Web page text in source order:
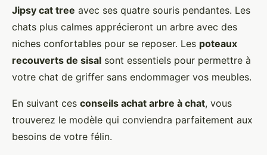
Jipsy cat tree avec ses quatre souris pendantes. Les
chats plus calmes apprécieront un arbre avec des
niches confortables pour se reposer. Les poteaux
recouverts de sisal sont essentiels pour permettre à
votre chat de griffer sans endommager vos meubles.
En suivant ces conseils achat arbre à chat, vous
trouverez le modèle qui conviendra parfaitement aux
besoins de votre félin.